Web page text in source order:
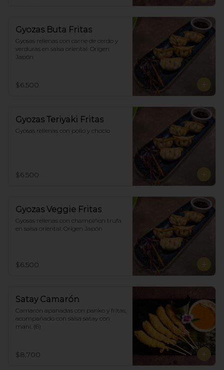
Gyozas Buta Fritas
Gyosas rellenas con carne de cerdo y
verduras en salsa oriental. Origen
Japón
$6.500
Gyozas Teriyaki Fritas
Gyosas rellenas con pollo y choclo
$6.500
Gyozas Veggie Fritas
Gyosas rellenas con champiñon trufa
en salsa oriental. Origen Japón
$6.500
Satay Camarón
Camarón apanadas con panko y fritas,
acompañado con salsa satay con
maní. (6)
$8.700